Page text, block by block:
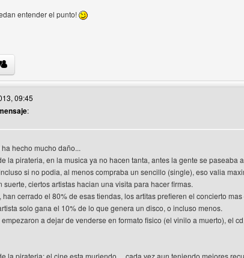
entender el punto!
web del autor: martinp
09:45
:
hecho mucho daño...
la pirateria, en la musica ya no hacen tanta, antes la gente se
si no podia, al menos compraba un sencillo (single), eso valia
suerte, ciertos artistas hacian una visita para hacer firmas.
han cerrado el 80% de esas tiendas, los artitas prefieren el concierto
solo gana el 10% de lo que genera un disco, o incluso menos.
a dejar de venderse en formato fisico (el vinilo a muerto), el
la pirateria: el cine esta muriendo.... cada vez aun teniendo mejores